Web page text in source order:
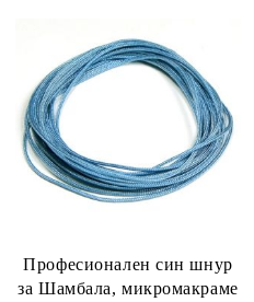
Професионален син шнур
за Шамбала, микромакраме